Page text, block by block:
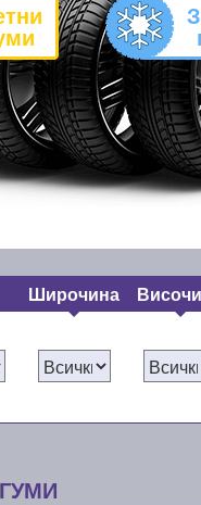
Широчина